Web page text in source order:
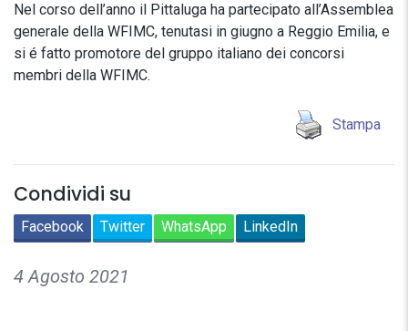
Nel corso dell’anno il Pittaluga ha partecipato all’Assemblea
generale della WFIMC, tenutasi in giugno a Reggio Emilia, e
si é fatto promotore del gruppo italiano dei concorsi
membri della WFIMC.
Stampa
Condividi su
Facebook Twitter WhatsApp LinkedIn
4 Agosto 2021